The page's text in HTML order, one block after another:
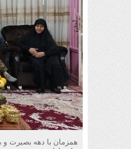
همزمان با دهه بصیرت و